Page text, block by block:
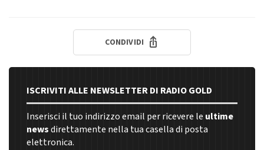
CONDIVIDI
ISCRIVITI ALLE NEWSLETTER DI RADIO GOLD
Inserisci il tuo indirizzo email per ricevere le ultime
newsdirettamente nella tua casella di posta
elettronica.